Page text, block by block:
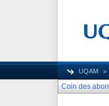
UQAM
Coin des